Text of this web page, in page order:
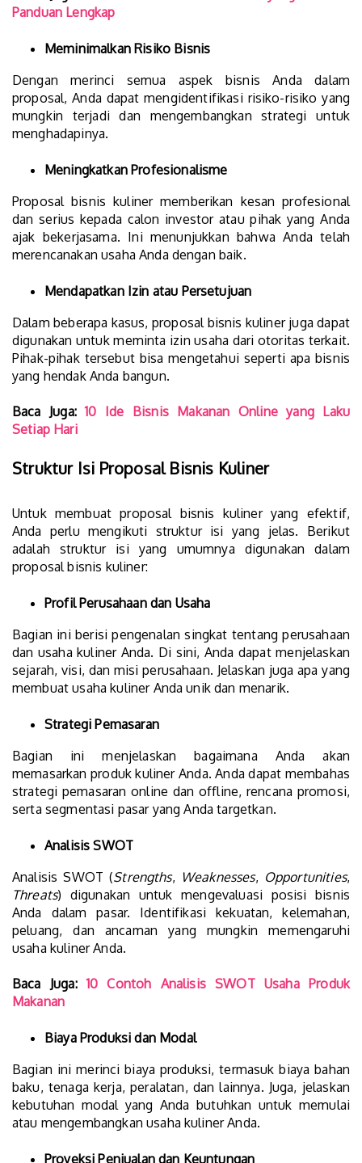
Panduan Lengkap
Meminimalkan Risiko Bisnis
Dengan merinci semua aspek bisnis Anda dalam
proposal, Anda dapat mengidentifikasi risiko-risiko yang
mungkin terjadi dan mengembangkan strategi untuk
menghadapinya.
Meningkatkan Profesionalisme
Proposal bisnis kuliner memberikan kesan profesional
dan serius kepada calon investor atau pihak yang Anda
ajak bekerjasama. Ini menunjukkan bahwa Anda telah
merencanakan usaha Anda dengan baik.
Mendapatkan Izin atau Persetujuan
Dalam beberapa kasus, proposal bisnis kuliner juga dapat
digunakan untuk meminta izin usaha dari otoritas terkait.
Pihak-pihak tersebut bisa mengetahui seperti apa bisnis
yang hendak Anda bangun.
Baca Juga:10 Ide Bisnis Makanan Online yang Laku
Setiap Hari
Struktur Isi Proposal Bisnis Kuliner
Untuk membuat proposal bisnis kuliner yang efektif,
Anda perlu mengikuti struktur isi yang jelas. Berikut
adalah struktur isi yang umumnya digunakan dalam
proposal bisnis kuliner:
Profil Perusahaan dan Usaha
Bagian ini berisi pengenalan singkat tentang perusahaan
dan usaha kuliner Anda. Di sini, Anda dapat menjelaskan
sejarah, visi, dan misi perusahaan. Jelaskan juga apa yang
membuat usaha kuliner Anda unik dan menarik.
Strategi Pemasaran
Bagian ini menjelaskan bagaimana Anda akan
memasarkan produk kuliner Anda. Anda dapat membahas
strategi pemasaran online dan offline, rencana promosi,
serta segmentasi pasar yang Anda targetkan.
Analisis SWOT
Analisis SWOT (Strengths, Weaknesses, Opportunities,
Threats) digunakan untuk mengevaluasi posisi bisnis
Anda dalam pasar. Identifikasi kekuatan, kelemahan,
peluang, dan ancaman yang mungkin memengaruhi
usaha kuliner Anda.
Baca Juga:10 Contoh Analisis SWOT Usaha Produk
Makanan
Biaya Produksi dan Modal
Bagian ini merinci biaya produksi, termasuk biaya bahan
baku, tenaga kerja, peralatan, dan lainnya. Juga, jelaskan
kebutuhan modal yang Anda butuhkan untuk memulai
atau mengembangkan usaha kuliner Anda.
Proyeksi Penjualan dan Keuntungan